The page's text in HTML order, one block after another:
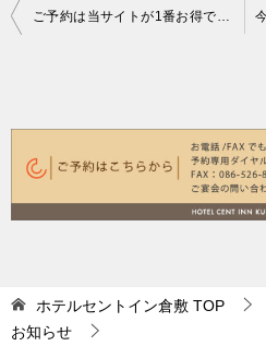
投
シ
ご予約は当サイトが1番お得です！
ホテルセントイン倉敷 TOP
お知らせ